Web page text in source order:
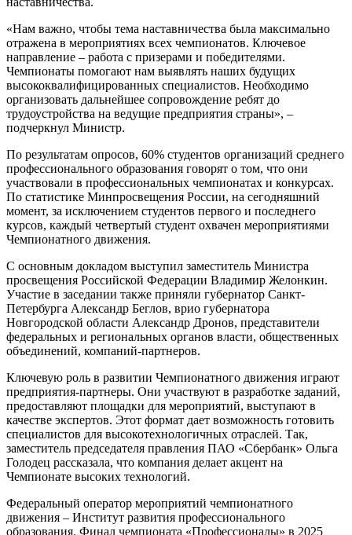
«Нам важно, чтобы тема наставничества была максимально
отражена в мероприятиях всех чемпионатов. Ключевое
направление – работа с призерами и победителями.
Чемпионаты помогают нам выявлять наших будущих
высококвалифицированных специалистов. Необходимо
организовать дальнейшее сопровождение ребят до
трудоустройства на ведущие предприятия страны», –
подчеркнул Министр.
По результатам опросов, 60% студентов организаций среднего
профессионального образования говорят о том, что они
участвовали в профессиональных чемпионатах и конкурсах.
По статистике Минпросвещения России, на сегодняшний
момент, за исключением студентов первого и последнего
курсов, каждый четвертый студент охвачен мероприятиями
Чемпионатного движения.
С основным докладом выступил заместитель Министра
просвещения Российской Федерации Владимир Желонкин.
Участие в заседании также приняли губернатор Санкт-
Петербурга Александр Беглов, врио губернатора
Новгородской области Александр Дронов, представители
федеральных и региональных органов власти, общественных
объединений, компаний-партнеров.
Ключевую роль в развитии Чемпионатного движения играют
предприятия-партнеры. Они участвуют в разработке заданий,
предоставляют площадки для мероприятий, выступают в
качестве экспертов. Этот формат дает возможность готовить
специалистов для высокотехнологичных отраслей. Так,
заместитель председателя правления ПАО «Сбербанк» Ольга
Голодец рассказала, что компания делает акцент на
Чемпионате высоких технологий.
Федеральный оператор мероприятий чемпионатного
движения – Институт развития профессионального
образования. Финал чемпионата «Профессионалы» в 2025